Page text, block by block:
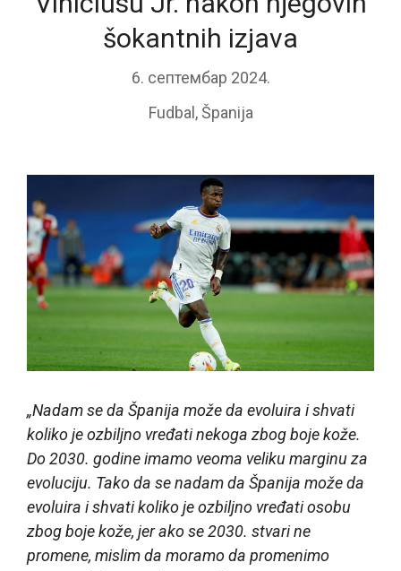
šokantnih izjava
6. септембар 2024.
Fudbal ,Španija
„Nadam se da Španija može da evoluira i shvati
koliko je ozbiljno vređati nekoga zbog boje kože.
Do 2030. godine imamo veoma veliku marginu za
evoluciju. Tako da se nadam da Španija može da
evoluira i shvati koliko je ozbiljno vređati osobu
zbog boje kože, jer ako se 2030. stvari ne
promene, mislim da moramo da promenimo